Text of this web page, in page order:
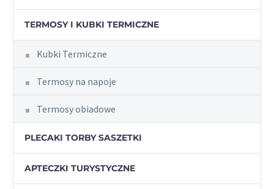
TERMOSY I KUBKI TERMICZNE
Kubki Termiczne
Termosy na napoje
Termosy obiadowe
PLECAKI TORBY SASZETKI
APTECZKI TURYSTYCZNE